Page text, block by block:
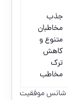
جذب
مخاطبان
متنوع و
کاهش
ترک
مخاطب
شانس موفقیت